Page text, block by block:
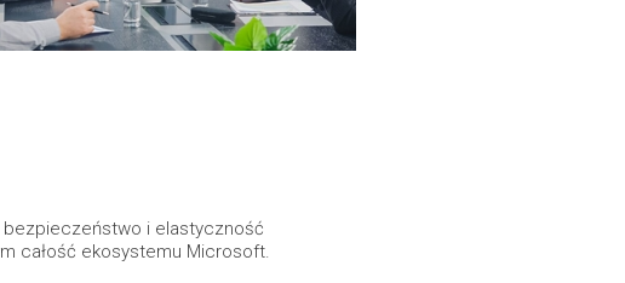
bezpieczeństwo i elastyczność
całość ekosystemu Microsoft.